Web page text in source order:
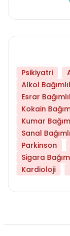
Psikiyatri
Alkol
Esrar
Kokain
Kumar
Sanal
Parkinson
Sigara
Kardioloji